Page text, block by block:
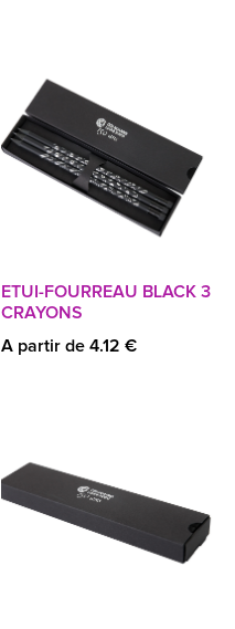
ETUI-FOURREAU BLACK 3
CRAYONS
A partir de 4.12 €